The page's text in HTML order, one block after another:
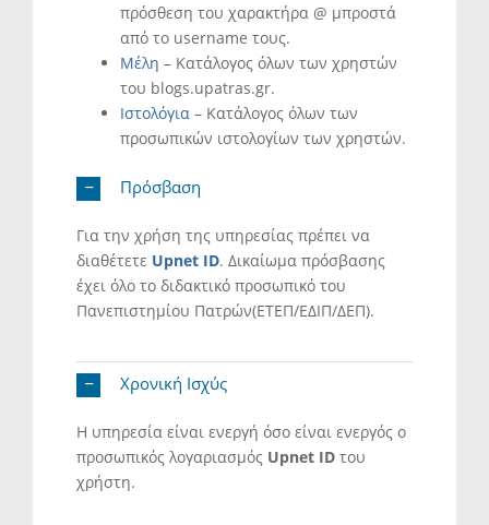
πρόσθεση του χαρακτήρα @ μπροστά
από το username τους.
Μέλη – Κατάλογος όλων των χρηστών
του blogs.upatras.gr.
Ιστολόγια – Κατάλογος όλων των
προσωπικών ιστολογίων των χρηστών.
Πρόσβαση
Για την χρήση της υπηρεσίας πρέπει να
διαθέτετε Upnet ID. Δικαίωμα πρόσβασης
έχει όλο το διδακτικό προσωπικό του
Πανεπιστημίου Πατρών(ΕΤΕΠ/ΕΔΙΠ/ΔΕΠ).
Χρονική Ισχύς
Η υπηρεσία είναι ενεργή όσο είναι ενεργός ο
προσωπικός λογαριασμός Upnet ID του
χρήστη.